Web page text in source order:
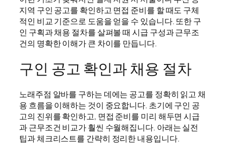
지역 구인 공고를 확인하고 면접 준비를 할 때도 구체
적인 비교 기준으로 도움을 얻을 수 있습니다. 또한 구
인 구획과 채용 절차를 살펴볼 때 시급 구성과 근무조
건의 명확한 이해가 큰 차이를 만듭니다.
구인 공고 확인과 채용 절차
노래주점 알바를 구하는 데에는 공고를 정확히 읽고 채
용 흐름을 이해하는 것이 중요합니다. 초기에 구인 공
고의 진위를 확인하고, 면접 준비를 미리 해두면 시급
과 근무조건 비교가 훨씬 수월해집니다. 아래는 실전
팁과 체크리스트를 간략히 정리한 내용입니다.